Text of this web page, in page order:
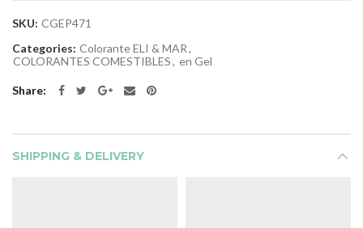
SKU: CGEP471
Categories: Colorante ELI & MAR,
COLORANTES COMESTIBLES, en Gel
Share
SHIPPING & DELIVERY